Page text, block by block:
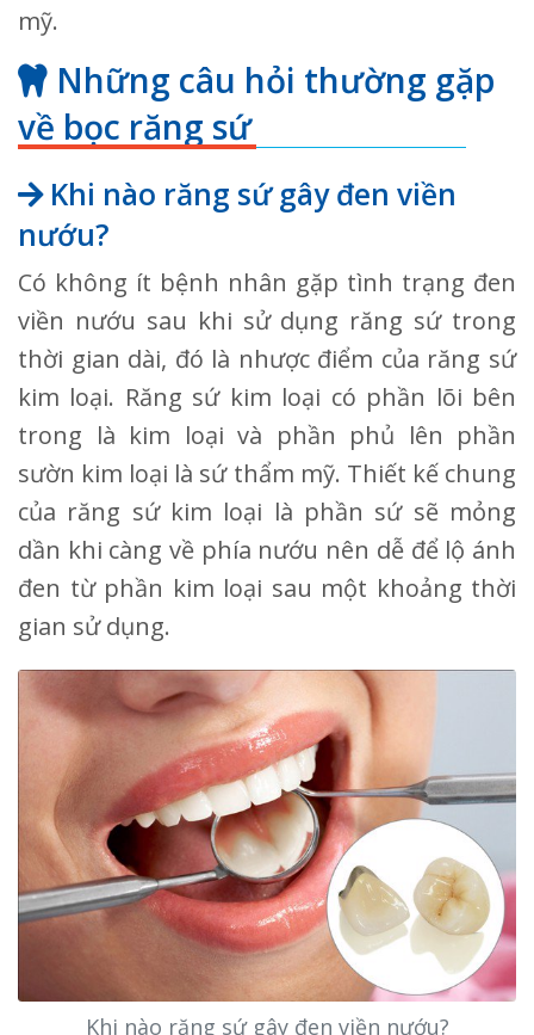
mỹ.
Những câu hỏi thường gặp
về bọc răng sứ
Khi nào răng sứ gây đen viền
nướu?
Có không ít bệnh nhân gặp tình trạng đen
viền nướu sau khi sử dụng răng sứ trong
thời gian dài, đó là nhược điểm của răng sứ
kim loại. Răng sứ kim loại có phần lõi bên
trong là kim loại và phần phủ lên phần
sườn kim loại là sứ thẩm mỹ. Thiết kế chung
của răng sứ kim loại là phần sứ sẽ mỏng
dần khi càng về phía nướu nên dễ để lộ ánh
đen từ phần kim loại sau một khoảng thời
gian sử dụng.
Khi nào răng sứ gây đen viền nướu?